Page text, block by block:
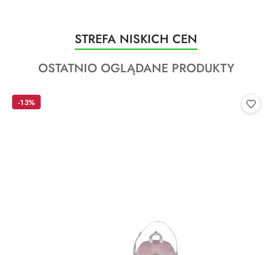
Pomiń karuzelę produktów
Produkty
o
statusie:
STREFA NISKICH CEN
Produkty
statusie:
OSTATNIO OGLĄDANE PRODUKTY
-13%